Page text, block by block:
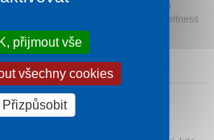
Hotel se nachází přímo na břehu jezera
Balaton, v hotelu na vás čeká Spa & Wellness
o velikosti 1 500 m2.
1 noc od
KOLPING HOTEL SPA & FAMILY
RESORT
přijmout vše
všechny cookies
Přizpůsobit